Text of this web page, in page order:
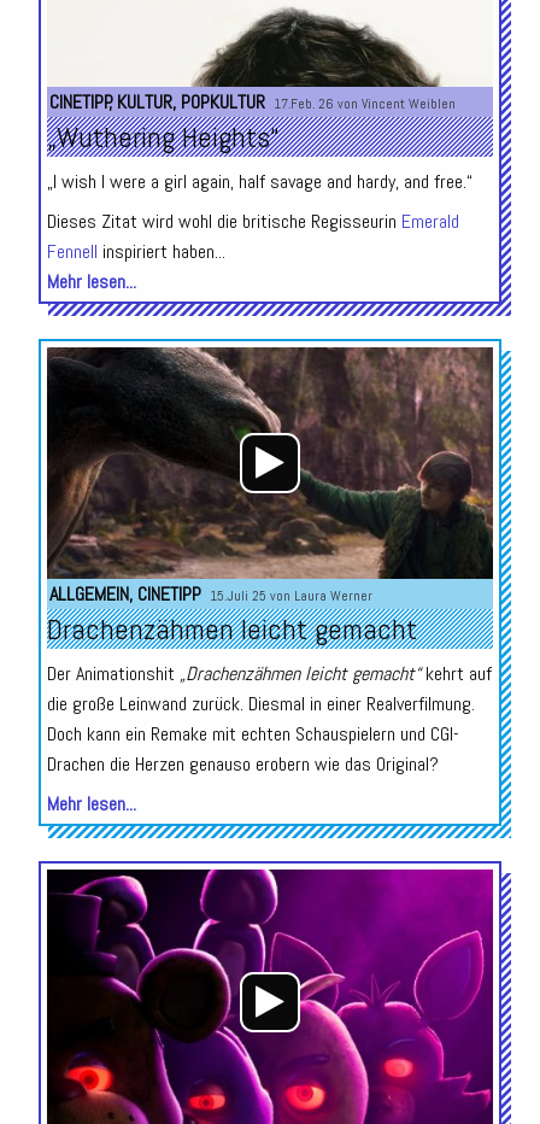
CINETIPP,KULTUR, POPKULTUR 17.Feb. 26 von Vincent Weiblen
„Wuthering Heights“
„I wish I were a girl again, half savage and hardy, and free.“
Dieses Zitat wird wohl die britische Regisseurin Emerald
Fennell inspiriert haben...
Mehr lesen...
Audio-
Player
ALLGEMEIN, CINETIPP 15.Juli 25 von Laura Werner
Drachenzähmen leicht gemacht
Der Animationshit „Drachenzähmen leicht gemacht“kehrt auf
die große Leinwand zurück. Diesmal in einer Realverfilmung.
Doch kann ein Remake mit echten Schauspielern und CGI-
Drachen die Herzen genauso erobern wie das Original?
Mehr lesen...
Audio-
Player